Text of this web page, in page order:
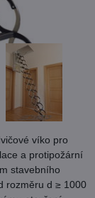
víko pro
a protipožární
stavebního
rozměru d ≥ 1000